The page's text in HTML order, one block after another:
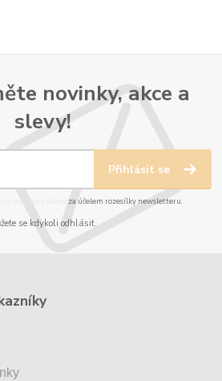
novinky, akce a
slevy!
Přihlásit se
za účelem rozesílky newsletteru.
se kdykoli odhlásit.